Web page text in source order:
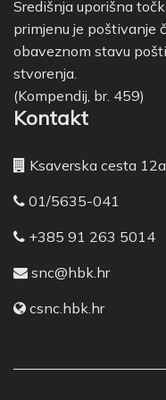
Središnja uporišna
primjenu je poštivanje
obaveznom stavu
stvorenja.
(Kompendij, br. 459)
Kontakt
Ksaverska cesta 12a
01/5635-041
+385 91 263 5014
snc@hbk.hr
csnc.hbk.hr